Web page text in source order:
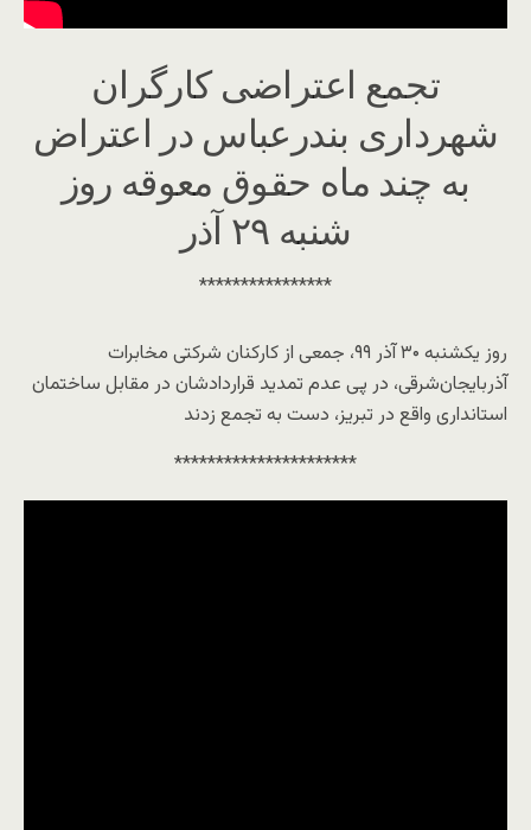
تجمع اعتراضی کارگران
شهرداری بندرعباس در اعتراض
به چند ماه حقوق معوقه روز
شنبه ۲۹ آذر
****************
روز یکشنبه ۳۰ آذر ۹۹، جمعی از کارکنان شرکتی مخابرات
آذربایجان‌شرقی، در پی عدم تمدید قراردادشان در مقابل ساختمان
استانداری واقع در تبریز، دست به تجمع زدند
**********************